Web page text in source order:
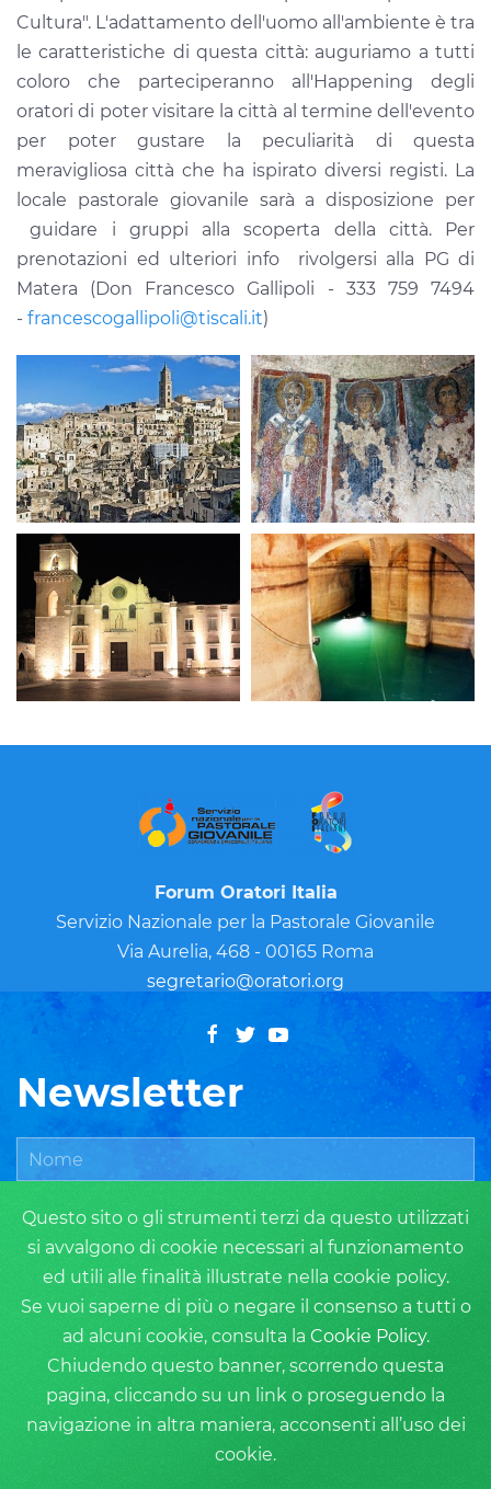
Questo sito o gli strumenti terzi da questo utilizzati
si avvalgono di cookie necessari al funzionamento
ed utili alle finalità illustrate nella cookie policy.
Se vuoi saperne di più o negare il consenso a tutti o
ad alcuni cookie, consulta la Cookie Policy.
Chiudendo questo banner, scorrendo questa
pagina, cliccando su un link o proseguendo la
navigazione in altra maniera, acconsenti all’uso dei
cookie.
Cultura". L'adattamento dell'uomo all'ambiente è tra
le caratteristiche di questa città: auguriamo a tutti
coloro che parteciperanno all'Happening degli
oratori di poter visitare la città al termine dell'evento
per poter gustare la peculiarità di questa
meravigliosa città che ha ispirato diversi registi. La
locale pastorale giovanile sarà a disposizione per
guidare i gruppi alla scoperta della città. Per
prenotazioni ed ulteriori info rivolgersi alla PG di
Matera (Don Francesco Gallipoli - 333 759 7494
- francescogallipoli@tiscali.it)
Forum Oratori Italia
Servizio Nazionale per la Pastorale Giovanile
Via Aurelia, 468 - 00165 Roma
segretario@oratori.org
Newsletter
ISCRIVITI
Cookie Policy